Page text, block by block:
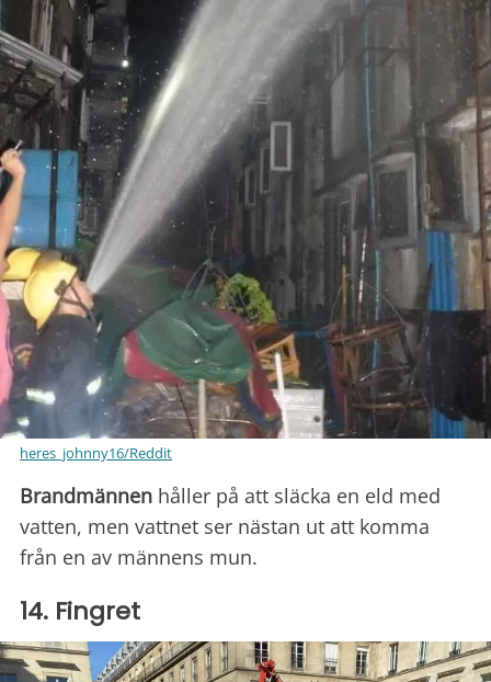
heres_johnny16/Reddit
Brandmännen håller på att släcka en eld med
vatten, men vattnet ser nästan ut att komma
från en av männens mun.
14. Fingret